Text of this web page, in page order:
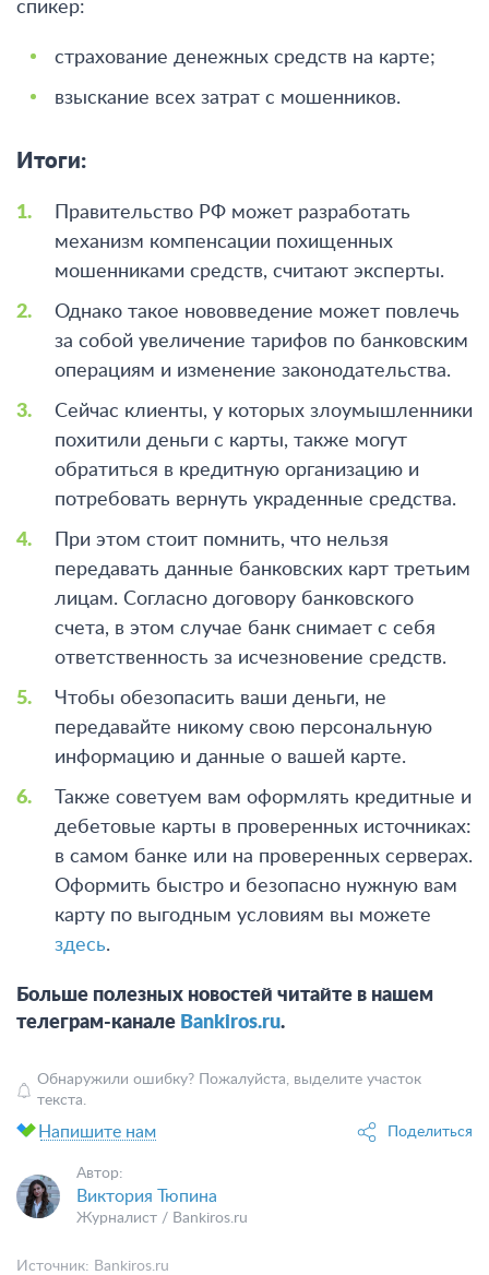
спикер:
страхование денежных средств на карте;
взыскание всех затрат с мошенников.
Итоги:
Правительство РФ может разработать
механизм компенсации похищенных
мошенниками средств, считают эксперты.
Однако такое нововведение может повлечь
за собой увеличение тарифов по банковским
операциям и изменение законодательства.
Сейчас клиенты, у которых злоумышленники
похитили деньги с карты, также могут
обратиться в кредитную организацию и
потребовать вернуть украденные средства.
При этом стоит помнить, что нельзя
передавать данные банковских карт третьим
лицам. Согласно договору банковского
счета, в этом случае банк снимает с себя
ответственность за исчезновение средств.
Чтобы обезопасить ваши деньги, не
передавайте никому свою персональную
информацию и данные о вашей карте.
Также советуем вам оформлять кредитные и
дебетовые карты в проверенных источниках:
в самом банке или на проверенных серверах.
Оформить быстро и безопасно нужную вам
карту по выгодным условиям вы можете
здесь.
Больше полезных новостей читайте в нашем
телеграм-канале Bankiros.ru.
Обнаружили ошибку? Пожалуйста, выделите участок
текста.
Напишите нам Поделиться
Автор:
Виктория Тюпина
Журналист / Bankiros.ru
Источник: Bankiros.ru